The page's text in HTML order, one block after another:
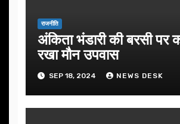
राजनीति
अंकिता भंडारी की बरसी पर
रखा मौन उपवास
SEP 18, 2024 NEWS DESK